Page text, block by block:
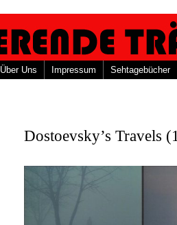
Über Uns Impressum Sehtagebücher
Dostoevsky’s Travels